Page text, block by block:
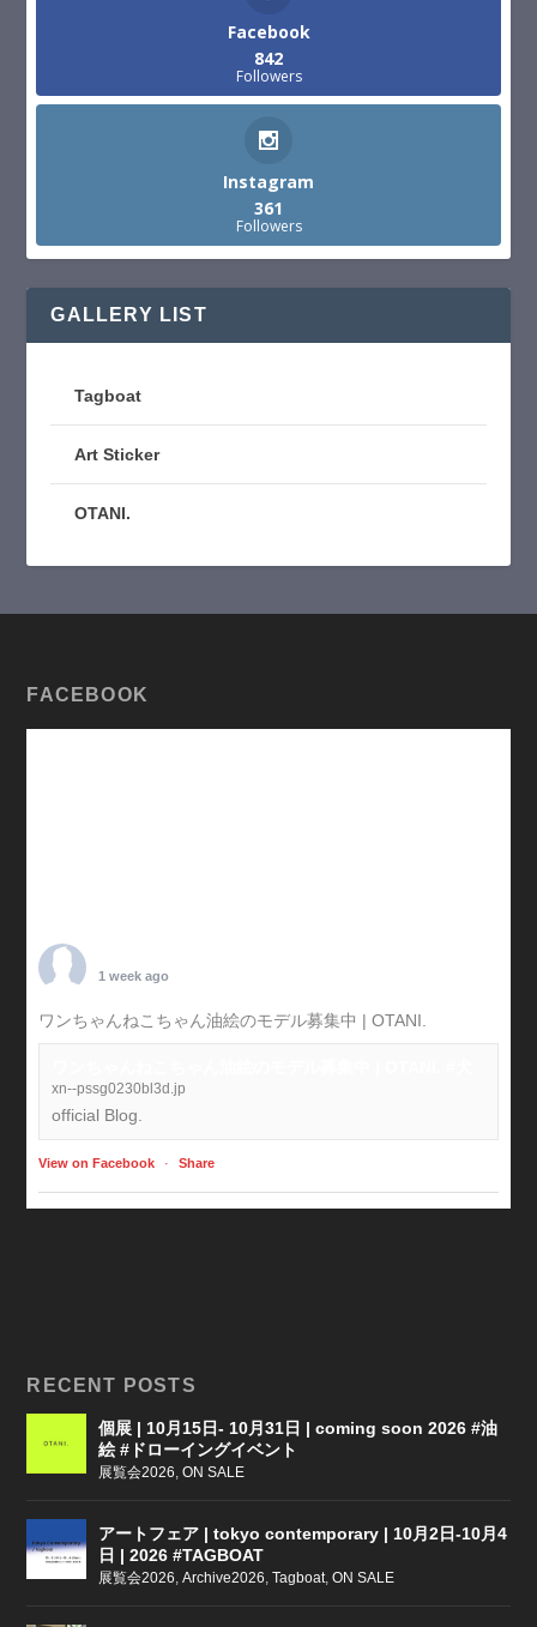
Facebook
842
Followers
Instagram
361
Followers
GALLERY LIST
Tagboat
Art Sticker
OTANI.
FACEBOOK
1 week ago
ワンちゃんねこちゃん油絵のモデル募集中 | OTANI.
xn--pssg0230bl3d.jp
official Blog.
View on Facebook · Share
RECENT POSTS
個展 | 10月15日- 10月31日 | coming soon 2026 #油
絵 #ドローイングイベント
展覧会2026 ,ON SALE
アートフェア | tokyo contemporary | 10月2日-10月4
日 | 2026 #TAGBOAT
展覧会2026 ,Archive2026 ,Tagboat ,ON SALE